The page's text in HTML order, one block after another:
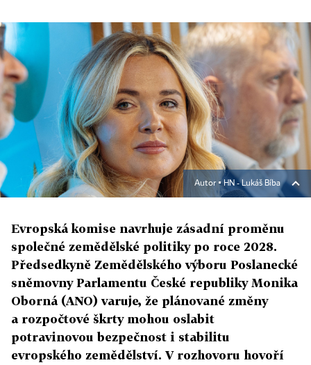
Autor ▪ HN - Lukáš Bíba
Evropská komise navrhuje zásadní proměnu
společné zemědělské politiky po roce 2028.
Předsedkyně Zemědělského výboru Poslanecké
sněmovny Parlamentu České republiky Monika
Oborná (ANO) varuje, že plánované změny
a rozpočtové škrty mohou oslabit
potravinovou bezpečnost i stabilitu
evropského zemědělství. V rozhovoru hovoří